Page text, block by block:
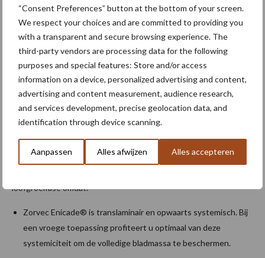
“Consent Preferences” button at the bottom of your screen.
We respect your choices and are committed to providing you
with a transparent and secure browsing experience. The
third-party vendors are processing data for the following
purposes and special features: Store and/or access
information on a device, personalized advertising and content,
advertising and content measurement, audience research,
and services development, precise geolocation data, and
identification through device scanning.
Aanpassen Alles afwijzen Alles accepteren
Dosis: 150 ml /ha + partner
Aantal toepassingen: 4 per teeltseizoen
Interval tussen de toepassingen: 7-10 dagen (steeds in
functie van de ziektedruk)
Wachttijd voor oogst: 7 dagen • Erkenningnummer: 10742P/B
Inzet in de snelle loofgroeifase
loofgroeifase omdat:
Zorvec Enicade® is translaminair en opwaarts systemisch. Bij
een vroege toepassing profiteert u optimaal van deze
systemiciteit om de volledige bladmassa te beschermen.